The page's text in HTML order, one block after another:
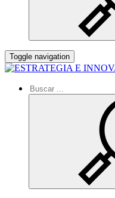
Toggle navigation